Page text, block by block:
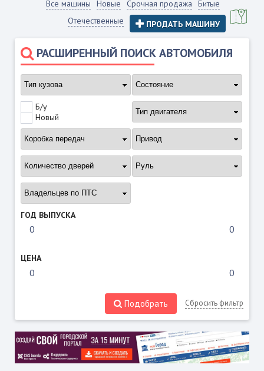
Все машины Новые Срочная продажа
Битые
Отечественные
ПРОДАТЬ МАШИНУ
РАСШИРЕННЫЙ ПОИСК АВТОМОБИЛЯ
Б/у
Новый
ГОД ВЫПУСКА
ЦЕНА
Подобрать Сбросить фильтр